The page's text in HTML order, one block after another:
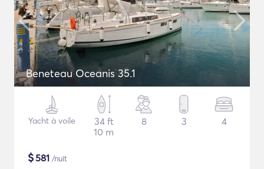
Beneteau Oceanis 35.1
Yacht à voile
34 ft
10 m
8 3 4
$581 /nuit